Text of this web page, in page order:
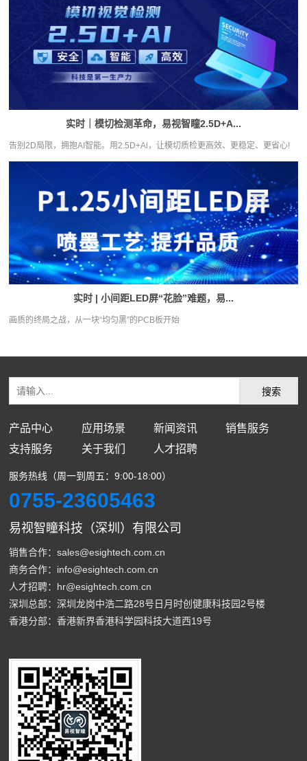
实时｜模切检测革命，易视智瞳2.5D+A...
告别2D局限，拥抱AI智能。用2.5D+Al，让模切质检更高效、更稳定、更省心!
实时 | 小间距LED屏“花脸”难题，易...
画质的终局之战，从一块“均匀黑”的PCB板开始
产品中心 应用场景 新闻资讯
销售服务
支持服务
关于我们 人才招聘
服务热线（周一到周五：9:00-18:00）
0755-23605463
易视智瞳科技（深圳）有限公司
销售合作：sales@esightech.com.cn
商务合作：info@esightech.com.cn
人才招聘：hr@esightech.com.cn
深圳总部：深圳龙岗中浩二路28号日月时创健康科技园2号楼
香港分部：香港新界香港科学园科技大道西19号